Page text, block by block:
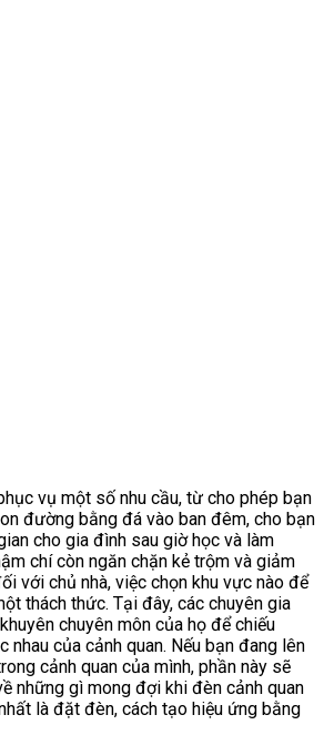
vụ một số nhu cầu, từ cho phép bạn
đường bằng đá vào ban đêm, cho bạn
cho gia đình sau giờ học và làm
chí còn ngăn chặn kẻ trộm và giảm
với chủ nhà, việc chọn khu vực nào để
thách thức. Tại đây, các chuyên gia
chuyên môn của họ để chiếu
nhau của cảnh quan. Nếu bạn đang lên
cảnh quan của mình, phần này sẽ
những gì mong đợi khi đèn cảnh quan
là đặt đèn, cách tạo hiệu ứng bằng